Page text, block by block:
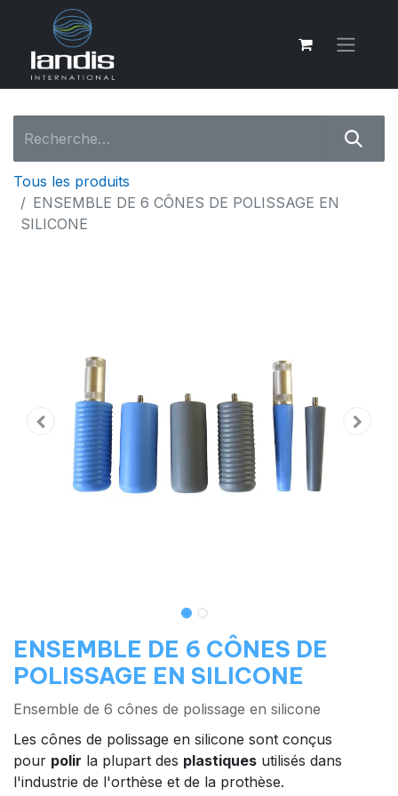
Tous les produits
ENSEMBLE DE 6 CÔNES DE POLISSAGE EN
SILICONE
ENSEMBLE DE 6 CÔNES DE
POLISSAGE EN SILICONE
Ensemble de 6 cônes de polissage en silicone
Les cônes de polissage en silicone sont conçus
pour polir la plupart des plastiques utilisés dans
l'industrie de l'orthèse et de la prothèse.